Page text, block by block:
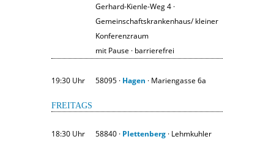
Gerhard-Kienle-Weg 4 ·
Gemeinschaftskrankenhaus/ kleiner
Konferenzraum
mit Pause · barrierefrei
19:30 Uhr 58095 · Hagen · Mariengasse 6a
FREITAGS
18:30 Uhr 58840 · Plettenberg · Lehmkuhler